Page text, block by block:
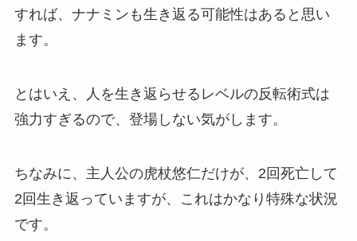
すれば、ナナミンも生き返る可能性はあると思い
ます。
とはいえ、人を生き返らせるレベルの反転術式は
強力すぎるので、登場しない気がします。
ちなみに、主人公の虎杖悠仁だけが、2回死亡して
2回生き返っていますが、これはかなり特殊な状況
です。